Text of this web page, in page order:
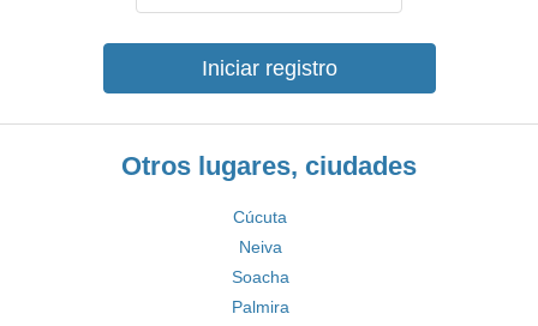
Iniciar registro
Otros lugares, ciudades
Cúcuta
Neiva
Soacha
Palmira